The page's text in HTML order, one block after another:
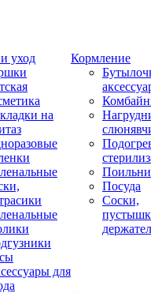
уход
на
для
Кормление
Посуда
Соски,